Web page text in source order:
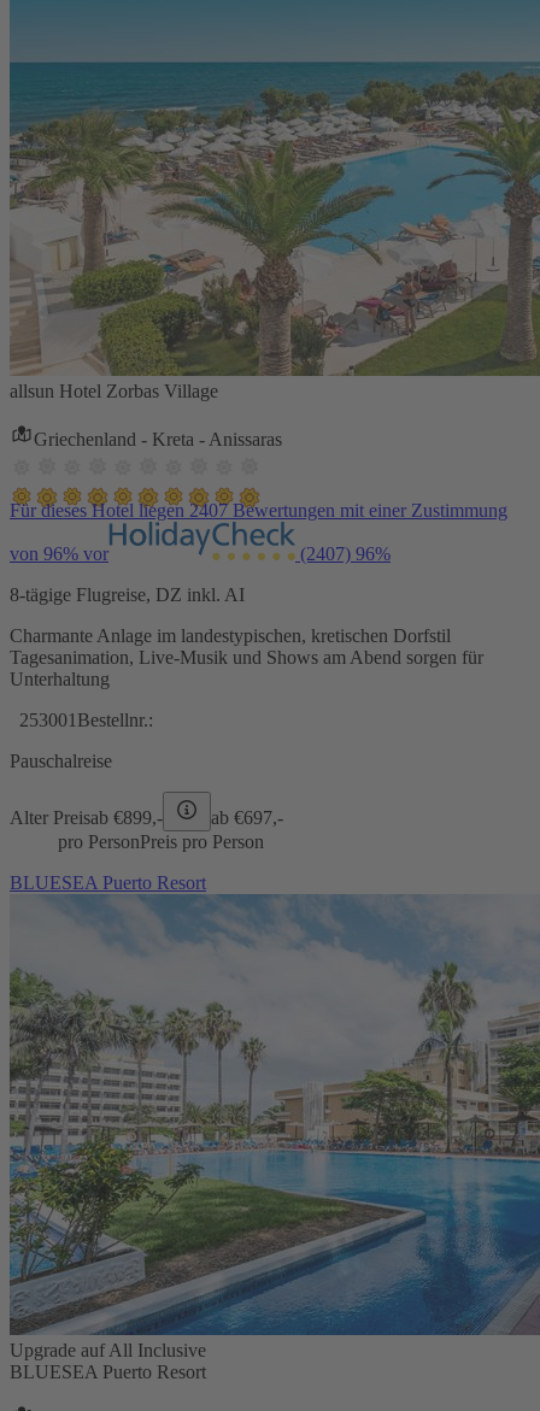
allsun Hotel Zorbas Village
Griechenland - Kreta - Anissaras
Für dieses Hotel liegen 2407 Bewertungen mit einer Zustimmung
von 96% vor (2407) 96%
8-tägige Flugreise, DZ inkl. AI
Charmante Anlage im landestypischen, kretischen Dorfstil
Tagesanimation, Live-Musik und Shows am Abend sorgen für
Unterhaltung
253001 Bestellnr.:
Pauschalreise
Alter Preisab €899,- ab €697,-
pro PersonPreis pro Person
BLUESEA Puerto Resort
Upgrade auf All Inclusive
BLUESEA Puerto Resort